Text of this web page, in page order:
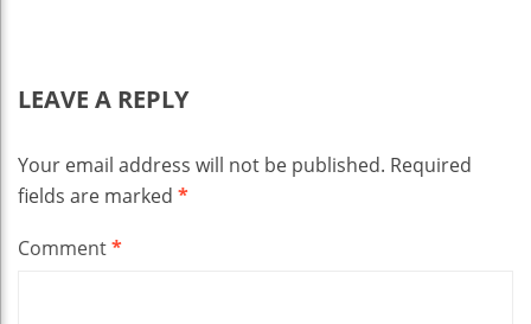
LEAVE A REPLY
Your email address will not be published. Required
fields are marked *
Comment*